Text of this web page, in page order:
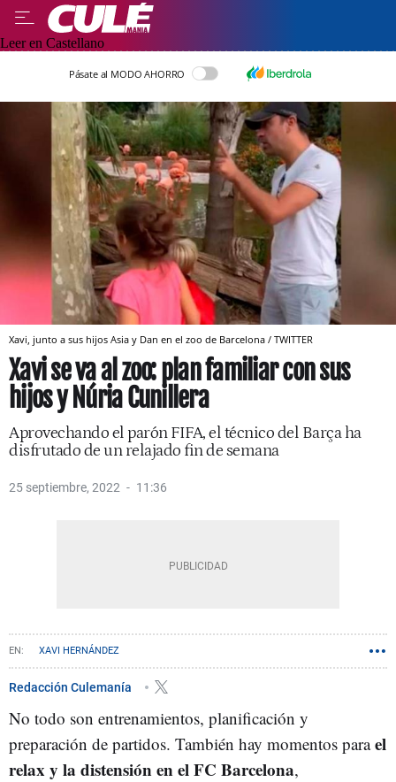
Leer en Castellano
Pásate al MODO AHORRO
Xavi, junto a sus hijos Asia y Dan en el zoo de Barcelona / TWITTER
Xavi se va al zoo: plan familiar con sus
hijos y Núria Cunillera
Aprovechando el parón FIFA, el técnico del Barça ha
disfrutado de un relajado fin de semana
25 septiembre, 2022 11:36
XAVI HERNÁNDEZ
Redacción Culemanía
No todo son entrenamientos, planificación y
preparación de partidos. También hay momentos parael
relax y la distensión en el FC Barcelona,